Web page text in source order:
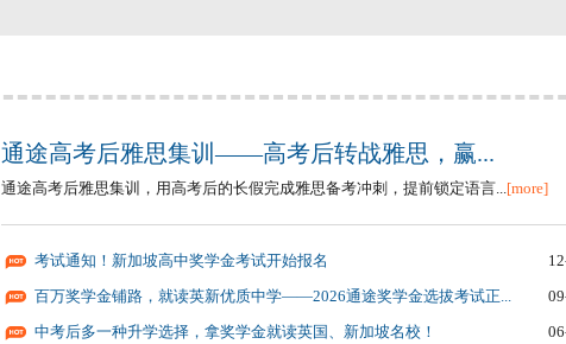
通途高考后雅思集训——高考后转战雅思，赢...
通途高考后雅思集训，用高考后的长假完成雅思备考冲刺，提前锁定语言...[more]
考试通知！新加坡高中奖学金考试开始报名
百万奖学金铺路，就读英新优质中学——2026通途奖学金选拔考试正...
中考后多一种升学选择，拿奖学金就读英国、新加坡名校！